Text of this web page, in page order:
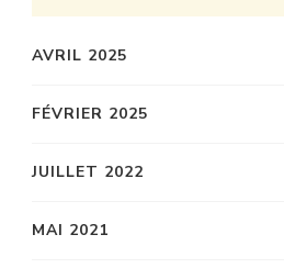
AVRIL 2025
FÉVRIER 2025
JUILLET 2022
MAI 2021